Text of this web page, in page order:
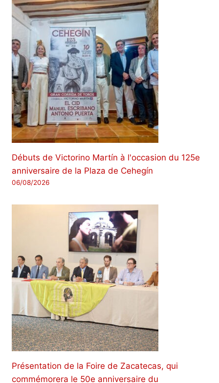
Débuts de Victorino Martín à l'occasion du 125e
anniversaire de la Plaza de Cehegín
06/08/2026
Présentation de la Foire de Zacatecas, qui
commémorera le 50e anniversaire du